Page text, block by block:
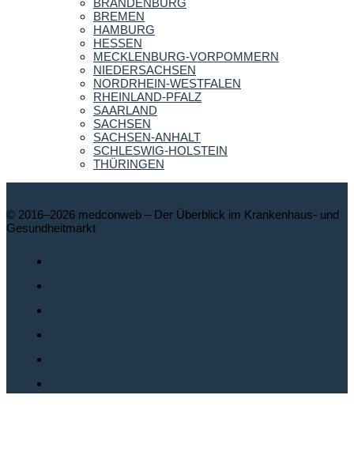
BRANDENBURG
BREMEN
HAMBURG
HESSEN
MECKLENBURG-VORPOMMERN
NIEDERSACHSEN
NORDRHEIN-WESTFALEN
RHEINLAND-PFALZ
SAARLAND
SACHSEN
SACHSEN-ANHALT
SCHLESWIG-HOLSTEIN
THÜRINGEN
© 2016–2026 medconweb – Der Überblick im Krankenhaus- und
Gesundheitmarkt